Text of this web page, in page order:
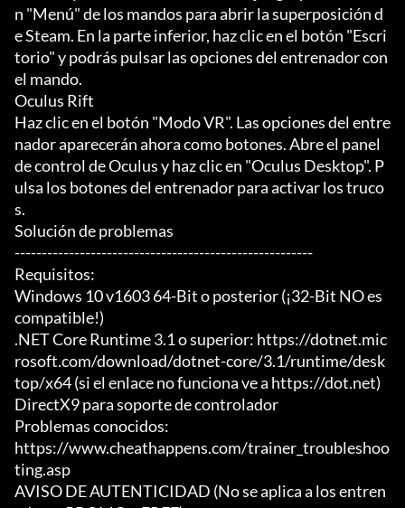
n "Menú" de los mandos para abrir la superposición d
e Steam. En la parte inferior, haz clic en el botón "Escri
torio" y podrás pulsar las opciones del entrenador con
el mando.
Oculus Rift
Haz clic en el botón "Modo VR". Las opciones del entre
nador aparecerán ahora como botones. Abre el panel
de control de Oculus y haz clic en "Oculus Desktop". P
ulsa los botones del entrenador para activar los truco
s.
Solución de problemas
-------------------------------------------------------
Requisitos:
Windows 10 v1603 64-Bit o posterior (¡32-Bit NO es
compatible!)
.NET Core Runtime 3.1 o superior: https://dotnet.mic
rosoft.com/download/dotnet-core/3.1/runtime/desk
top/x64 (si el enlace no funciona ve a https://dot.net)
DirectX9 para soporte de controlador
Problemas conocidos:
https://www.cheathappens.com/trainer_troubleshoo
ting.asp
AVISO DE AUTENTICIDAD (No se aplica a los entren